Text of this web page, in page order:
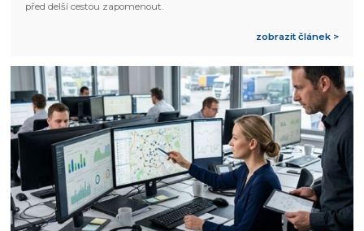
před delší cestou zapomenout.
zobrazit článek >